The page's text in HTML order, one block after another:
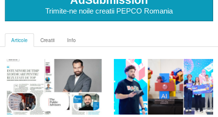
Trimite-ne noile creatii PEPCO Romania
Articole Creatii Info